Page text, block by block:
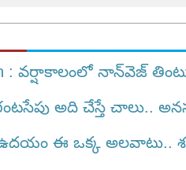
: వర్షాకాలంలో నాన్‌వెజ్
అది చేస్తే చాలు..
: ఉదయం ఈ ఒక్క అలవాటు..